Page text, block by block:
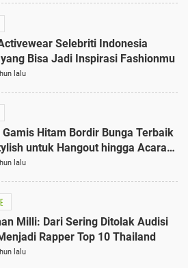
Selebriti Indonesia
Bisa Jadi Inspirasi Fashionmu
lalu
Hitam Bordir Bunga Terbaik
untuk Hangout hingga Acara
lalu
Milli: Dari Sering Ditolak Audisi
Rapper Top 10 Thailand
lalu